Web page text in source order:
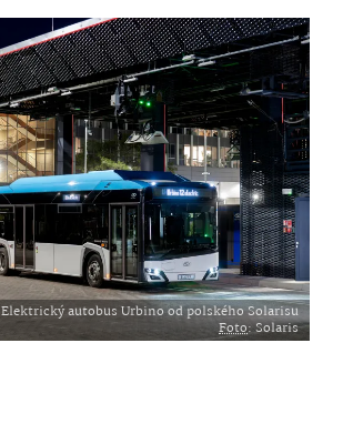
Elektrický autobus Urbino od polského Solarisu
Foto: Solaris